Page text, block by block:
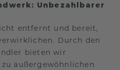
Unbezahlbarer
entfernt und bereit,
Durch den
bieten wir
außergewöhnlichen